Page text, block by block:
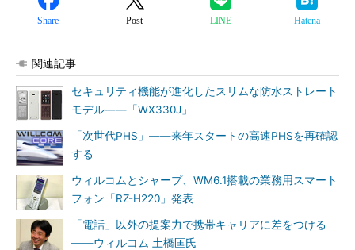
Share Post LINE Hatena
関連記事
セキュリティ機能が進化したスリムな防水ストレート
モデル――「WX330J」
「次世代PHS」――来年スタートの高速PHSを再確認
する
ウィルコムとシャープ、WM6.1搭載の業務用スマート
フォン「RZ-H220」発表
「電話」以外の提案力で携帯キャリアに差をつける
――ウィルコム 土橋匡氏